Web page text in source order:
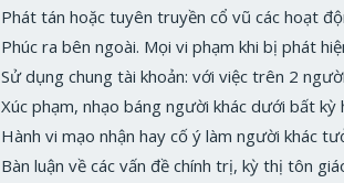
Phát tán hoặc tuyên truyền cổ vũ các hoạt
Phúc ra bên ngoài. Mọi vi phạm khi bị phát
Sử dụng chung tài khoản: với việc trên 2
Xúc phạm, nhạo báng người khác dưới bất
Hành vi mạo nhận hay cố ý làm người khác
Bàn luận về các vấn đề chính trị, kỳ thị tôn